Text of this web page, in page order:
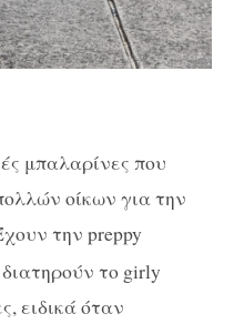
μπαλαρίνες που
οίκων για την
την preppy
το girly
ειδικά όταν